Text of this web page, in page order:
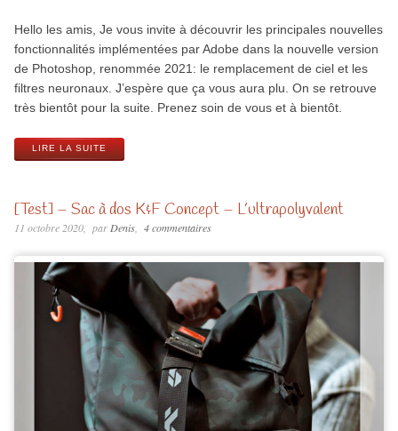
Hello les amis, Je vous invite à découvrir les principales nouvelles
fonctionnalités implémentées par Adobe dans la nouvelle version
de Photoshop, renommée 2021: le remplacement de ciel et les
filtres neuronaux. J’espère que ça vous aura plu. On se retrouve
très bientôt pour la suite. Prenez soin de vous et à bientôt.
LIRE LA SUITE
[Test] – Sac à dos K&F Concept – L’ultrapolyvalent
11 octobre 2020 par Denis 4 commentaires